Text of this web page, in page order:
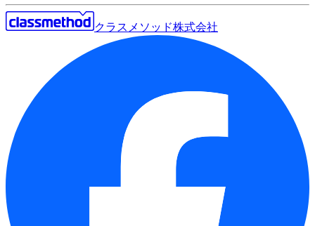
クラスメソッド株式会社